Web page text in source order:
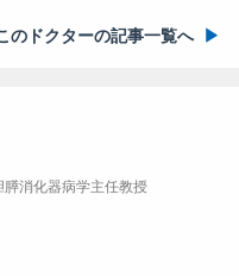
のドクターの記事一覧へ
消化器病学主任教授